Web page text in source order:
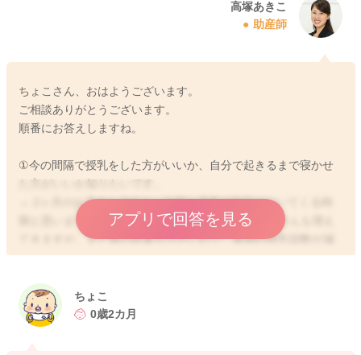
高塚あきこ
助産師
ちょこさん、おはようございます。
ご相談ありがとうございます。
順番にお答えしますね。
①今の間隔で授乳をした方がいいか、自分で起きるまで寝かせ
た方がいいか知りたいです。
→ 2ヶ月のお子さんですと、次第に昼夜の区別がついてくる時
期と思います。比較的夜まとまって寝てくれるお子さんも増え
てきますが、まだ胃の容量も小さいので、夜間の授乳回数が減
ると、1日のトータル哺乳量が減ってしまい、体重増加が緩やか
がしっかり出ているようなので、必ずしも起こさなくても良い
状態と思いますが、しっかりお子さんの満腹中枢が発達するま
アプリで回答を見る
ちょこ
0歳2カ月